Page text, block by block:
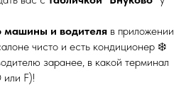
машины и водителя в приложении
чисто и есть кондиционер ❄️
заранее, в какой терминал
F)!